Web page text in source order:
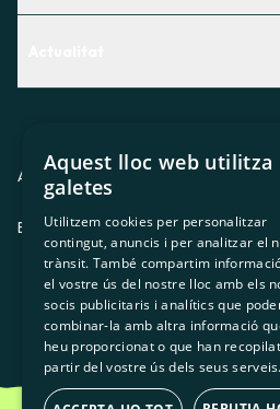
Premsa
Treballa amb nosaltres
Avis legal Política de privacitatPolítica
ES CAGLEU
GL
Aquest lloc web utilitza
galetes
Utilitzem cookies per personalitzar
contingut, anuncis i per analitzar el
trànsit. També compartim
el vostre ús del nostre lloc amb els
socis publicitaris i analítics que
combinar-la amb altra informació
heu proporcionat o que han
partir del vostre ús dels seus serveis.